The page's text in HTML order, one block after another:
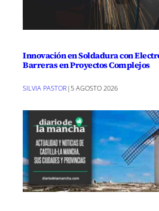
Innovación en Soldadura con
Barreras en Proyectos Complejos
SILVIA PASTOR |5 AGOSTO 2026